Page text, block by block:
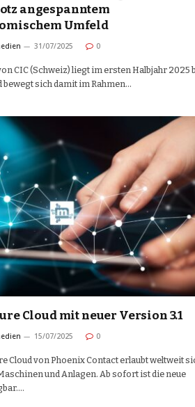
angespanntem
Umfeld
31/07/2025 0
CIC (Schweiz) liegt im ersten Halbjahr 2025
bewegt sich damit im Rahmen…
Cloud mit neuer Version 3.1
15/07/2025 0
Cloud von Phoenix Contact erlaubt weltweit
und Anlagen. Ab sofort ist die neue